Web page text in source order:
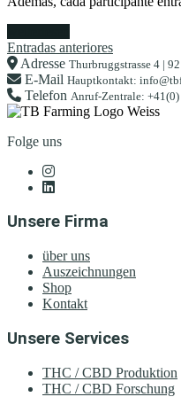
Navegación
de
entradas
Entradas anteriores
Adresse Thurbruggstrasse 4 |
E-Mail Hauptkontakt:
Telefon Anruf-Zentrale: +41(0)
Folge uns
Unsere Firma
über uns
Auszeichnungen
Shop
Kontakt
Unsere Services
THC / CBD Produktion
THC / CBD Forschung